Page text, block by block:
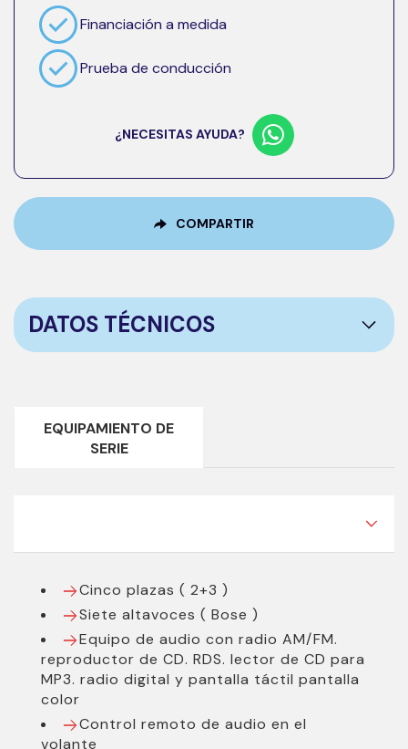
Financiación a medida
Prueba de conducción
¿NECESITAS AYUDA?
COMPARTIR
DATOS TÉCNICOS
Carrocería:
15.500 €
Color: Azul
Kilómetros:
Plazas:
Puertas:
Garantía: 12 Meses
Consumo medio(l/100 km):
EQUIPAMIENTO DE
SERIE
Cinco plazas ( 2+3 )
Siete altavoces ( Bose )
Equipo de audio con radio AM/FM.
reproductor de CD. RDS. lector de CD para
MP3. radio digital y pantalla táctil pantalla
color
Control remoto de audio en el
volante